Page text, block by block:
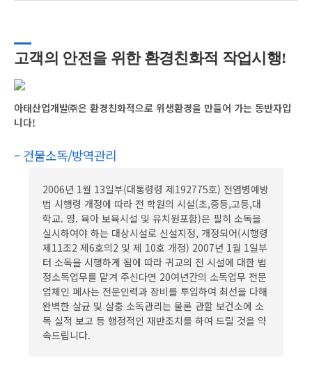
고객의 안전을 위한 환경친화적 작업시행!
아태산업개발㈜은 환경친화적으로 위생환경을 만들어 가는 동반자입
니다!
– 건물소독/방역관리
2006년 1월 13일부(대통령령 제192775호) 전염병예방
법 시행령 개정에 따라 전 학원의 시설(초,중등,고등,대
학교. 영. 육아 보육시설 및 유치원포함)은 필히 소독을
실시하여야 하는 대상시설로 신설지정, 개정되어(시행령
제11조2 제6호의2 및 제 10호 개정) 2007년 1월 1일부
터 소독을 시행하게 됨에 따라 귀교의 전 시설에 대한 법
정소독업무를 맡겨 주신다면 20여년간의 소독업무 전문
업체인 폐사는 전문인력과 장비를 투입하여 최선을 다해
완벽한 살균 및 살충 소독관리는 물론 관할 보건소에 소
독 실적 보고 등 행정적인 재반조치를 하여 드릴 것을 약
속드립니다.